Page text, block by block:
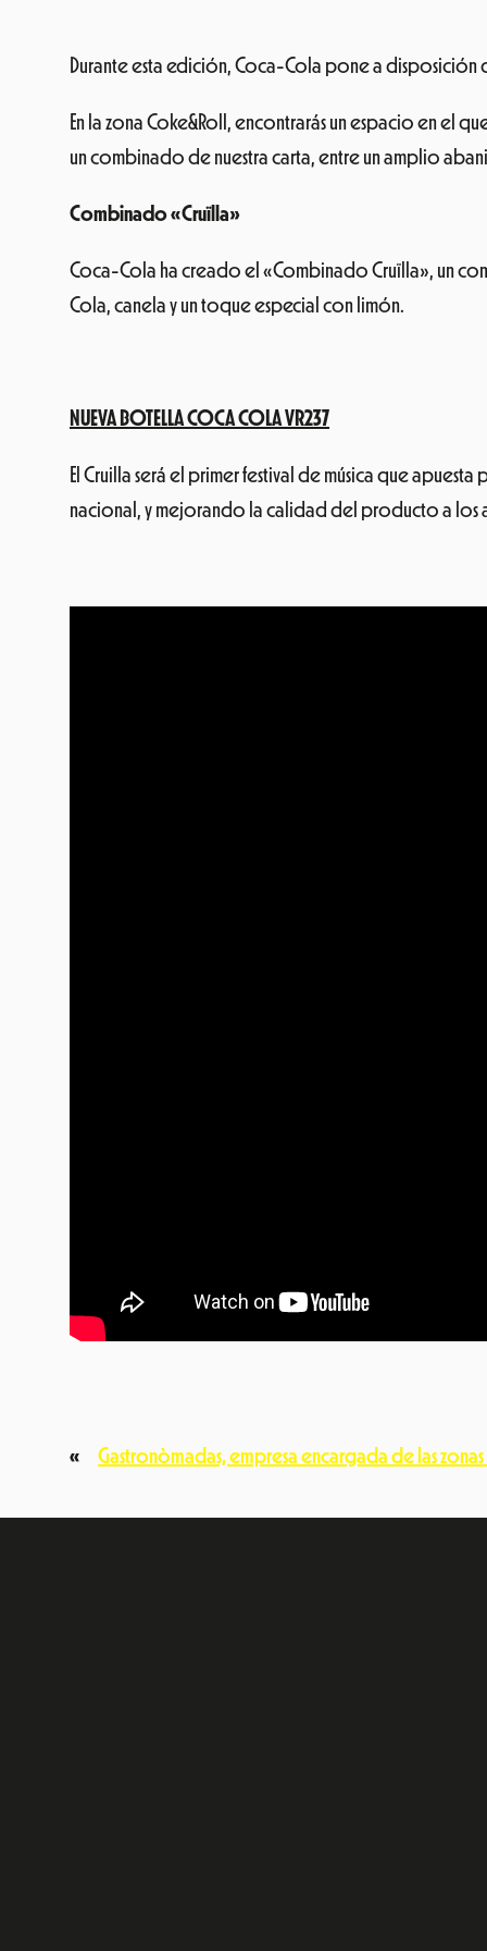
Durante esta edición, Coca-Cola pone a disposición
En la zona Coke&Roll, encontrarás un espacio en el
un combinado de nuestra carta, entre un amplio
Combinado «Cruïlla»
Coca-Cola ha creado el «Combinado Cruïlla», un
Cola, canela y un toque especial con limón.
NUEVA BOTELLA COCA COLA VR237
El Cruilla será el primer festival de música que
nacional, y mejorando la calidad del producto a los
« Gastronòmadas, empresa encargada de las